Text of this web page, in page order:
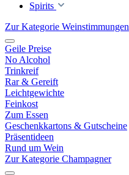
Spirits
Zur Kategorie Weinstimmungen
Geile Preise
No Alcohol
Trinkreif
Rar & Gereift
Leichtgewichte
Feinkost
Zum Essen
Geschenkkartons & Gutscheine
Präsentideen
Rund um Wein
Zur Kategorie Champagner